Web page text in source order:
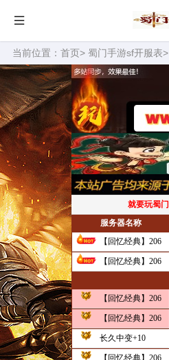
当前位置： 首页> 蜀门手游sf开服表>